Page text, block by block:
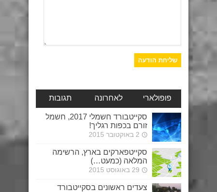
פופולארי לאחרונה תגובות
סקייטבורד חשמלי 2017, חשמל
זורם בכפות רגליך!
2 באוקטובר 2015
סקייטפארקים בארץ, הרשימה
המלאה (כמעט…)
29 באוגוסט 2015
צעדים ראשונים בסקייטבורד